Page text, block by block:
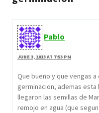
Pablo
JUNE 3, 2013 AT 7:53 PM
Que bueno y que vengas
germinacion, ademas
llegaron las semillas de
remojo en agua (que